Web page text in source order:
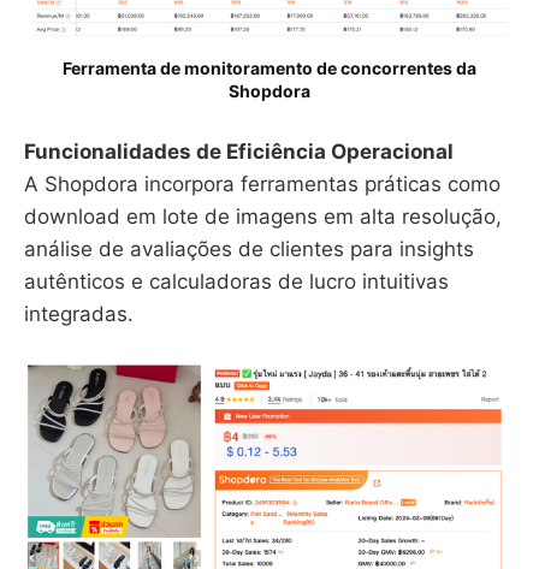
Ferramenta de monitoramento de concorrentes da
Shopdora
Funcionalidades de Eficiência Operacional
A Shopdora incorpora ferramentas práticas como
download em lote de imagens em alta resolução,
análise de avaliações de clientes para insights
autênticos e calculadoras de lucro intuitivas
integradas.